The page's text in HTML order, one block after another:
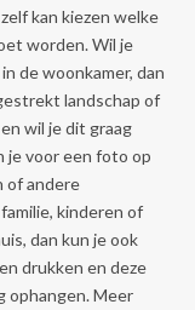
kan kiezen welke
worden. Wil je
de woonkamer, dan
landschap of
wil je dit graag
je voor een foto op
of andere
kinderen of
dan kun je ook
drukken en deze
ophangen. Meer